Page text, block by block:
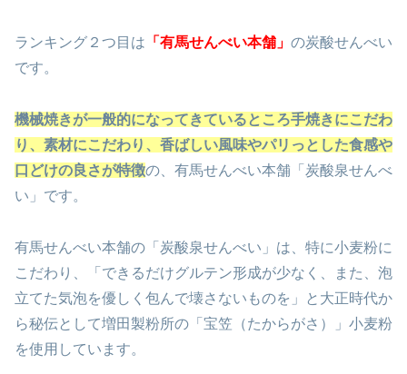
ランキング２つ目は 「有馬せんべい本舗」 の炭酸せんべい
です。
機械焼きが一般的になってきているところ手焼きにこだわ
り、素材にこだわり、香ばしい風味やパリっとした食感や
口どけの良さが特徴の、有馬せんべい本舗「炭酸泉せんべ
い」です。
有馬せんべい本舗の「炭酸泉せんべい」は、特に小麦粉に
こだわり、「できるだけグルテン形成が少なく、また、泡
立てた気泡を優しく包んで壊さないものを」と大正時代か
ら秘伝として増田製粉所の「宝笠（たからがさ）」小麦粉
を使用しています。